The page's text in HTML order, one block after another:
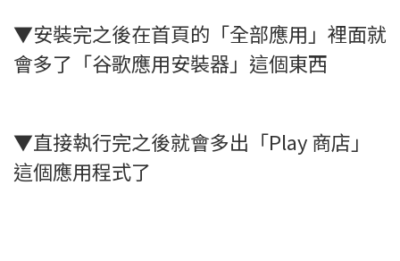
▼安裝完之後在首頁的「全部應用」裡面就
會多了「谷歌應用安裝器」這個東西
▼直接執行完之後就會多出「Play 商店」
這個應用程式了